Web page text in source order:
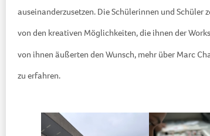
auseinanderzusetzen. Die Schülerinnen und Schüler
von den kreativen Möglichkeiten, die ihnen der
von ihnen äußerten den Wunsch, mehr über Marc
zu erfahren.